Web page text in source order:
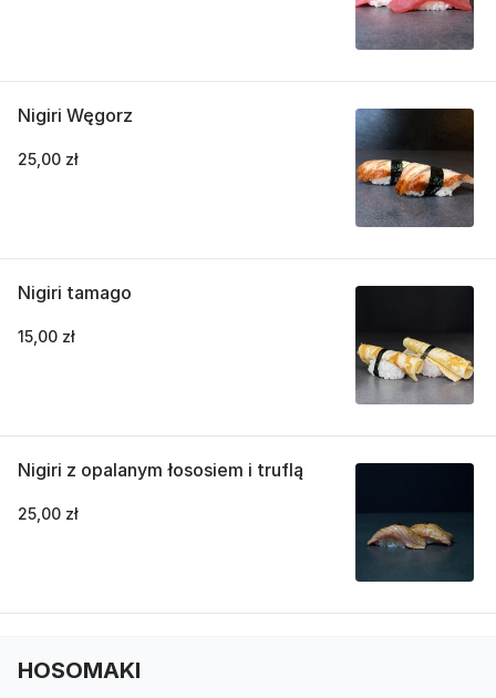
Nigiri Węgorz
25,00 zł
Nigiri tamago
15,00 zł
Nigiri z opalanym łososiem i truflą
25,00 zł
HOSOMAKI